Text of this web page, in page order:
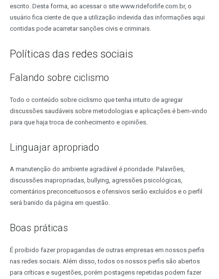
escrito. Desta forma, ao acessar o site www.rideforlife.com.br, o
usuário fica ciente de que a utilização indevida das informações aqui
contidas pode acarretar sanções civis e criminais.
Políticas das redes sociais
Falando sobre ciclismo
Todo o conteúdo sobre ciclismo que tenha intuito de agregar
discussões saudáveis sobre metodologias e aplicações é bem-vindo
para que haja troca de conhecimento e opiniões.
Linguajar apropriado
A manutenção do ambiente agradável é prioridade. Palavrões,
discussões inapropriadas, bullying, agressões psicológicas,
comentários preconceituosos e ofensivos serão excluídos e o perfil
será banido da página em questão.
Boas práticas
É proibido fazer propagandas de outras empresas em nossos perfis
nas redes sociais. Além disso, todos os nossos perfis são abertos
para críticas e sugestões, porém postagens repetidas podem fazer